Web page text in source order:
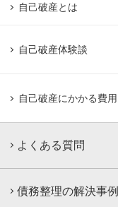
自己破産とは
自己破産体験談
自己破産にかかる費用
よくある質問
債務整理の解決事例